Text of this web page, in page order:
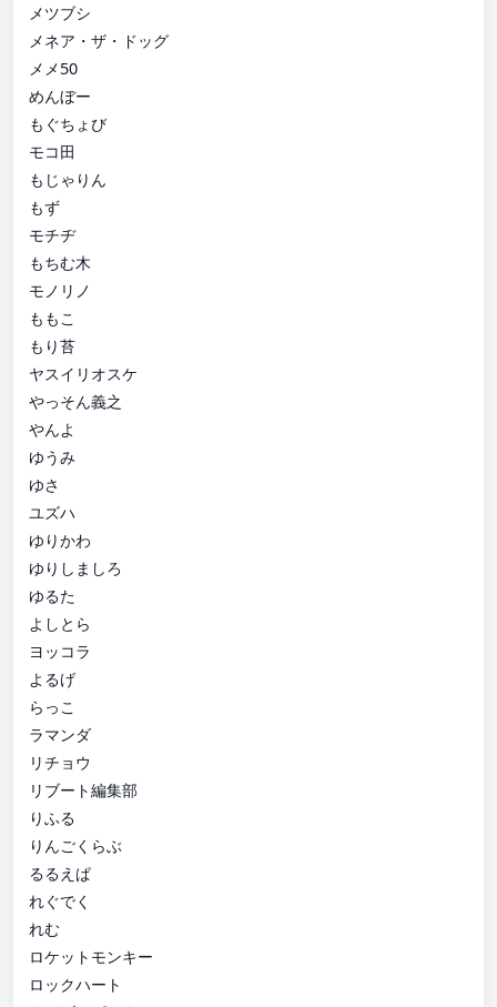
メツブシ
メネア・ザ・ドッグ
メメ50
めんぼー
もぐちょび
モコ田
もじゃりん
もず
モチヂ
もちむ木
モノリノ
ももこ
もり苔
ヤスイリオスケ
やっそん義之
やんよ
ゆうみ
ゆさ
ユズハ
ゆりかわ
ゆりしましろ
ゆるた
よしとら
ヨッコラ
よるげ
らっこ
ラマンダ
リチョウ
リブート編集部
りふる
りんごくらぶ
るるえぱ
れぐでく
れむ
ロケットモンキー
ロックハート